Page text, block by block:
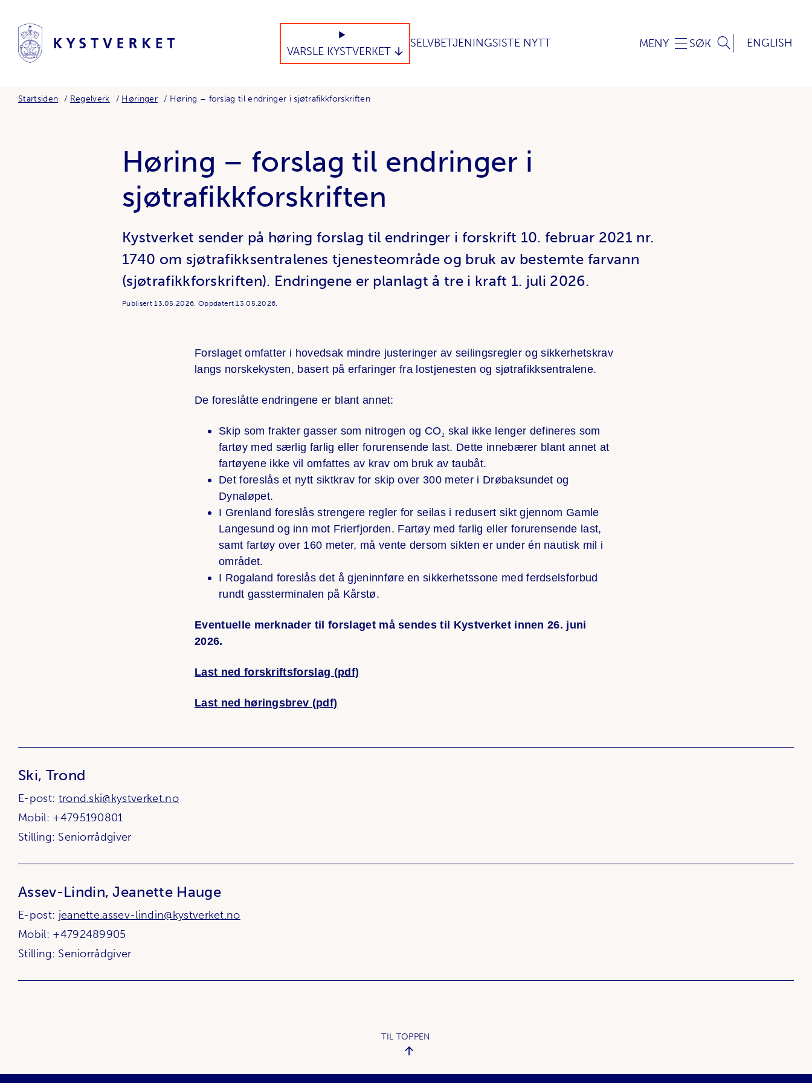
VARSLE KYSTVERKET
SELVBETJENINGSISTE NYTT MENY SØK ENGLISH
Startsiden Regelverk Høringer Høring – forslag til endringer i sjøtrafikkforskriften
Høring – forslag til endringer i
sjøtrafikkforskriften
Kystverket sender på høring forslag til endringer i forskrift 10. februar 2021 nr.
1740 om sjøtrafikksentralenes tjenesteområde og bruk av bestemte farvann
(sjøtrafikkforskriften). Endringene er planlagt å tre i kraft 1. juli 2026.
Publisert13.05.2026.Oppdatert13.05.2026.
Forslaget omfatter i hovedsak mindre justeringer av seilingsregler og sikkerhetskrav
langs norskekysten, basert på erfaringer fra lostjenesten og sjøtrafikksentralene.
De foreslåtte endringene er blant annet:
Skip som frakter gasser som nitrogen og CO₂ skal ikke lenger defineres som
fartøy med særlig farlig eller forurensende last. Dette innebærer blant annet at
fartøyene ikke vil omfattes av krav om bruk av taubåt.
Det foreslås et nytt siktkrav for skip over 300 meter i Drøbaksundet og
Dynaløpet.
I Grenland foreslås strengere regler for seilas i redusert sikt gjennom Gamle
Langesund og inn mot Frierfjorden. Fartøy med farlig eller forurensende last,
samt fartøy over 160 meter, må vente dersom sikten er under én nautisk mil i
området.
I Rogaland foreslås det å gjeninnføre en sikkerhetssone med ferdselsforbud
rundt gassterminalen på Kårstø.
Eventuelle merknader til forslaget må sendes til Kystverket innen 26. juni
2026.
Last ned forskriftsforslag (pdf)
Last ned høringsbrev (pdf)
Ski, Trond
E-post: trond.ski@kystverket.no
Mobil: +4795190801
Stilling: Seniorrådgiver
Assev-Lindin, Jeanette Hauge
E-post: jeanette.assev-lindin@kystverket.no
Mobil: +4792489905
Stilling: Seniorrådgiver
TIL TOPPEN